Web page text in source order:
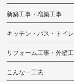
新築工事・増築工事
キッチン・バス・トイ
リフォーム工事・外壁
こんな一工夫